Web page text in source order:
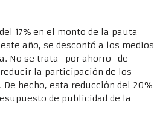
17% en el monto de la pauta
año, se descontó a los medios
No se trata -por ahorro- de
la participación de los
hecho, esta reducción del 20%
de publicidad de la